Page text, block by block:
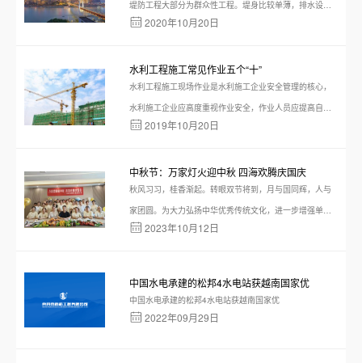
堤防工程大部分为群众性工程。堤身比较单薄，排水设
备，回填土料的质量难以保证。特别是回填土料为淤泥质
重大，其下滑力较大。当退水时，由于
2020年10月20日
水利工程施工常见作业五个“十”
水利工程施工现场作业是水利施工企业安全管理的核心，
水利施工企业应高度重视作业安全，作业人员应提高自身
安全防范意识，自觉规范作业行为，避免和减少安全事故
病等登高禁忌症者不准从
2019年10月20日
中秋节：万家灯火迎中秋 四海欢腾庆国庆
秋风习习，桂香渐起。转眼双节将到，月与国同辉，人与
家团圆。为大力弘扬中华优秀传统文化，进一步增强单位
职工的凝聚力，9月28日，星空官方端网站登录入口-星空
2023年10月12日
中国水电承建的松邦4水电站获越南国家优
中国水电承建的松邦4水电站获越南国家优
2022年09月29日